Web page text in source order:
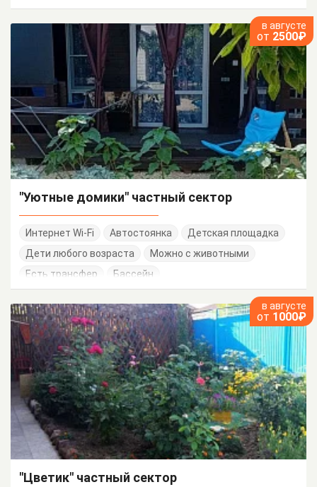
в августе
от 2500₽
"Уютные домики" частный сектор
Интернет Wi-Fi Автостоянка
Детская площадка
Дети любого возраста
Можно с животными
Есть трансфер
Бассейн
в августе
от 1000₽
"Цветик" частный сектор